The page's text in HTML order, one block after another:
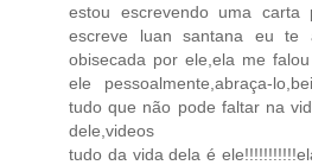
estou escrevendo uma
escreve luan santana eu te
obisecada por ele,ela me
ele pessoalmente,abraça-
tudo que não pode faltar na
dele,videos
tudo da vida dela é